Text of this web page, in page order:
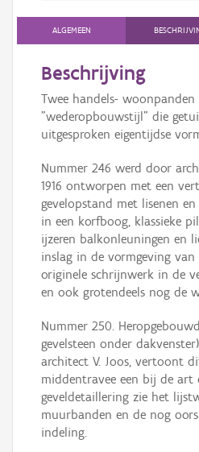
ALGEMEEN
Beschrijving
Twee handels- woonpanden
"wederopbouwstijl" die
uitgesproken eigentijdse
Nummer 246 werd door
1916 ontworpen met een
gevelopstand met lisenen
in een korfboog, klassieke
ijzeren balkonleuningen en
inslag in de vormgeving
originele schrijnwerk in de
en ook grotendeels nog de
Nummer 250.
gevelsteen onder
architect V. Joos, vertoont
middentravee een bij de art
geveldetaillering zie het
muurbanden en de nog
indeling.